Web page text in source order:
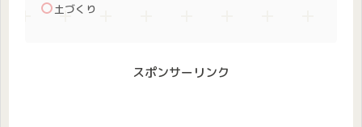
土づくり
スポンサーリンク